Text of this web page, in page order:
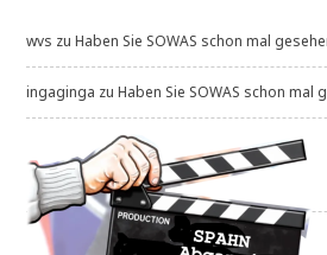
wvs zuHaben Sie SOWAS schon mal
ingaginga zuHaben Sie SOWAS schon mal